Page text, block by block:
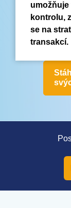
kontrolu,
se na
transakcí.